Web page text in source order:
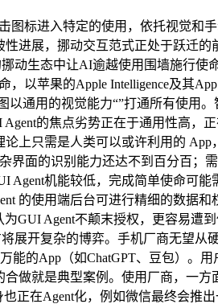
标进入特定的使用，依托视觉和
进展，挪动交互范式正处于跃迁的
动生态中让AI逾越使用围墙施行使
以苹果的Apple Intelligence及其
通用的视觉能力“”打通所有使用
的焦点劣势正在于通用性高，
上只需是人类可以或许利用的 App
界面的识别能力还达不到百分百；
Agent机能较低，完成简单使命可
的使用端后台可进行精细的数据
GUI Agent不颠末授权，更容易遭
展开复杂的博弈。手机厂商无望从
的App（如ChatGPT、豆包）。
做就是典型案例。使用厂商，一方
正在Agent化，例如微信最终会推